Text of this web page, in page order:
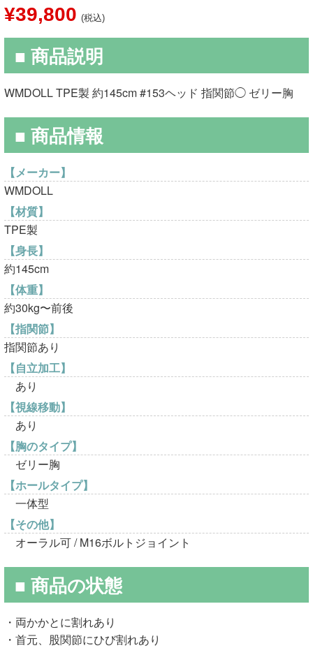
元
の
価
格
¥75,000
し
た。
¥39,800現
在
の
価
は
で
(税込)
■ 商品説明
WMDOLL TPE製 約145cm #153ヘッド 指関節◯ ゼリー胸
■ 商品情報
【メーカー】
WMDOLL
【材質】
TPE製
【身長】
約145cm
【体重】
約30kg〜前後
【指関節】
指関節あり
【自立加工】
あり
【視線移動】
あり
【胸のタイプ】
ゼリー胸
【ホールタイプ】
一体型
【その他】
オーラル可 / M16ボルトジョイント
■ 商品の状態
・両かかとに割れあり
・首元、股関節にひび割れあり